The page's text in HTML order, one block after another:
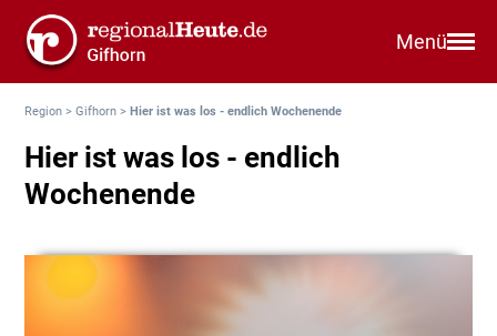
Menü
Region >Gifhorn >Hier ist was los - endlich Wochenende
Hier ist was los - endlich
Wochenende